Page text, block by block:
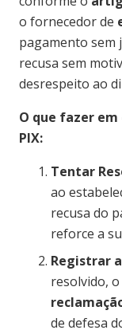
o fornecedor de
pagamento sem
recusa sem
desrespeito ao
O que fazer
PIX:
Tentar
ao
recusa do
reforce a
Registrar
resolvido,
de defesa